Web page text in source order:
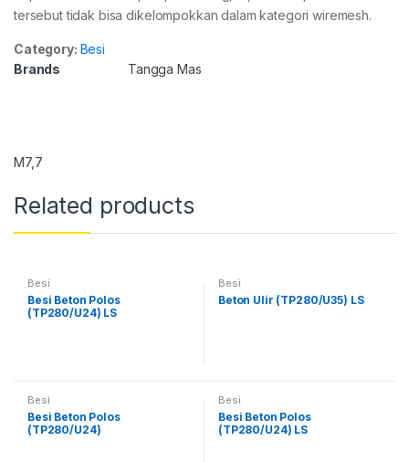
tersebut tidak bisa dikelompokkan dalam kategori wiremesh.
Category: Besi
Brands
Tangga Mas
M7,7
Related products
Besi
Besi Beton Polos
(TP280/U24) LS
Besi
Beton Ulir (TP280/U35) LS
Besi
Besi Beton Polos
(TP280/U24)
Besi
Besi Beton Polos
(TP280/U24) LS